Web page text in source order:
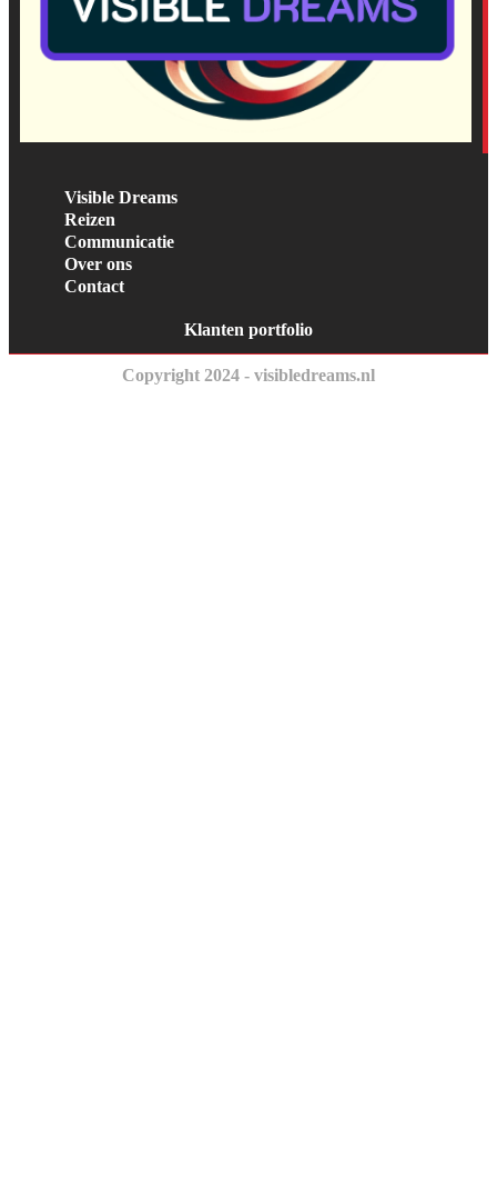
Visible Dreams
Reizen
Communicatie
Over ons
Contact
Klanten portfolio
Copyright 2024 - visibledreams.nl